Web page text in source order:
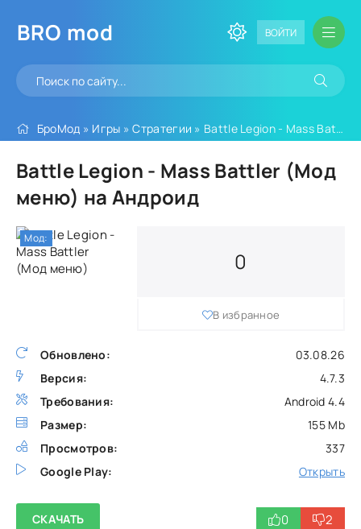
BRO mod ВОЙТИ
БроМод » Игры »Стратегии » Battle Legion - Mass Battler (Мод меню)
Battle Legion - Mass Battler (Мод
меню) на Андроид
Обновлено:
03.08.26
Версия:
4.7.3
Требования:
Android 4.4
Размер:
155 Mb
Просмотров:
337
Google Play:
Открыть
0
В избранное
СКАЧАТЬ 0 2
Мод: